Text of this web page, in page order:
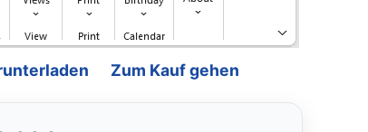
Zum Kauf gehen